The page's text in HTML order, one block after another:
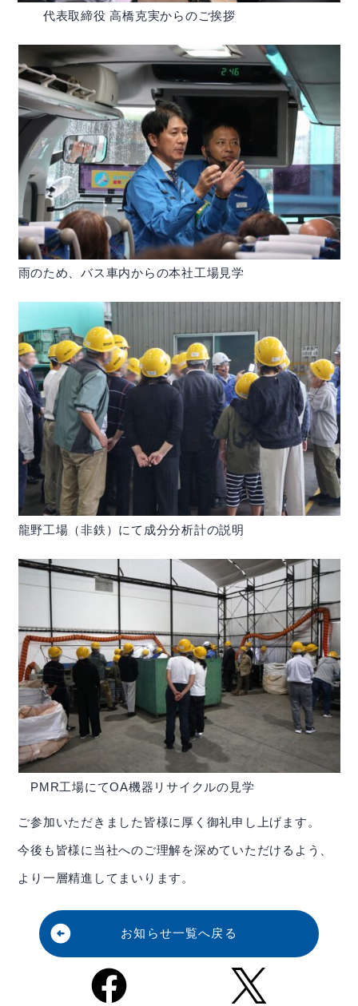
contact
お問い合わせ
ご相談・ご質問はお気軽にどうぞ。
email お問合せフォーム
資源の一生に、夢と責任。
代表取締役 高橋克実からのご挨拶
雨のため、バス車内からの本社工場見学
龍野工場（非鉄）にて成分分析計の説明
PMR工場にてOA機器リサイクルの見学
ご参加いただきました皆様に厚く御礼申し上げます。
今後も皆様に当社へのご理解を深めていただけるよう、
より一層精進してまいります。
arrow_circle_left お知らせ一覧へ戻る